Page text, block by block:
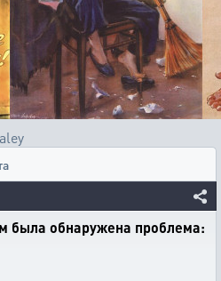
была обнаружена проблема: